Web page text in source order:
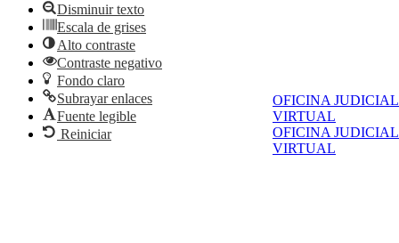
OFICINA JUDICIAL
VIRTUAL
OFICINA JUDICIAL
VIRTUAL
Disminuir texto
Escala de grises
Alto contraste
Contraste negativo
Fondo claro
Subrayar enlaces
Fuente legible
Reiniciar